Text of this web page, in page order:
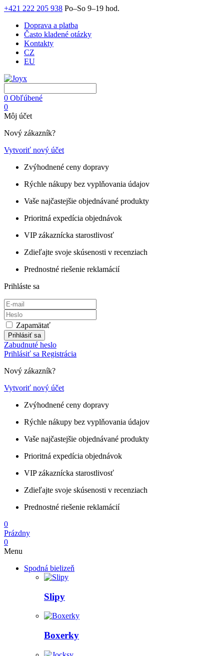
+421 222 205 938 Po–So 9–19 hod.
Doprava a platba
Často kladené otázky
Kontakty
CZ
EU
0 Obľúbené
0
Môj účet
Nový zákazník?
Vytvoriť nový účet
Zvýhodnené ceny dopravy
Rýchle nákupy bez vyplňovania údajov
Vaše najčastejšie objednávané produkty
Prioritná expedícia objednávok
VIP zákaznícka starostlivosť
Zdieľajte svoje skúsenosti v recenziach
Prednostné riešenie reklamácií
Prihláste sa
Zapamätať
Prihlásiť sa
Zabudnuté heslo
Prihlásiť sa Registrácia
Nový zákazník?
Vytvoriť nový účet
Zvýhodnené ceny dopravy
Rýchle nákupy bez vyplňovania údajov
Vaše najčastejšie objednávané produkty
Prioritná expedícia objednávok
VIP zákaznícka starostlivosť
Zdieľajte svoje skúsenosti v recenziach
Prednostné riešenie reklamácií
0
Prázdny
0
Menu
Spodná bielizeň
Slipy
Boxerky